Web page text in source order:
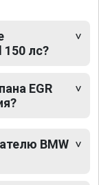
150 лс?
EGR
BMW